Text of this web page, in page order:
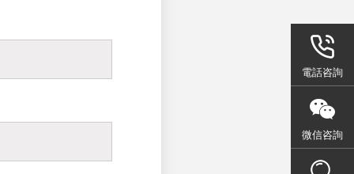
電話咨詢
微信咨詢